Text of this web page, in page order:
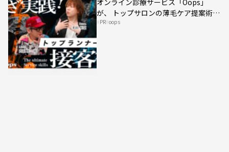
が、 トップサロンの薄毛ケア提案術を
HAIRCAMPで公開！
PR oops